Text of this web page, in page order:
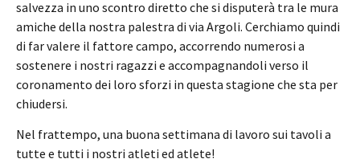
salvezza in uno scontro diretto che si disputerà tra le mura
amiche della nostra palestra di via Argoli. Cerchiamo quindi
di far valere il fattore campo, accorrendo numerosi a
sostenere i nostri ragazzi e accompagnandoli verso il
coronamento dei loro sforzi in questa stagione che sta per
chiudersi.
Nel frattempo, una buona settimana di lavoro sui tavoli a
tutte e tutti i nostri atleti ed atlete!